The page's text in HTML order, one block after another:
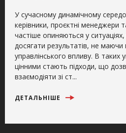
У сучасному динамічному
керівники, проєктні менеджери
частіше опиняються у
досягати результатів, не
управлінського впливу. В таких
цінними стають підходи, що
взаємодіяти зі ст...
ДЕТАЛЬНІШЕ